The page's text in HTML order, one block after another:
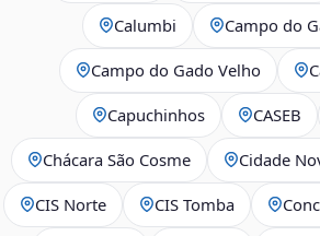
Calumbi Campo do
Campo do Gado Velho
Capuchinhos CASEB
Chácara São Cosme Cidade
CIS Norte CIS Tomba